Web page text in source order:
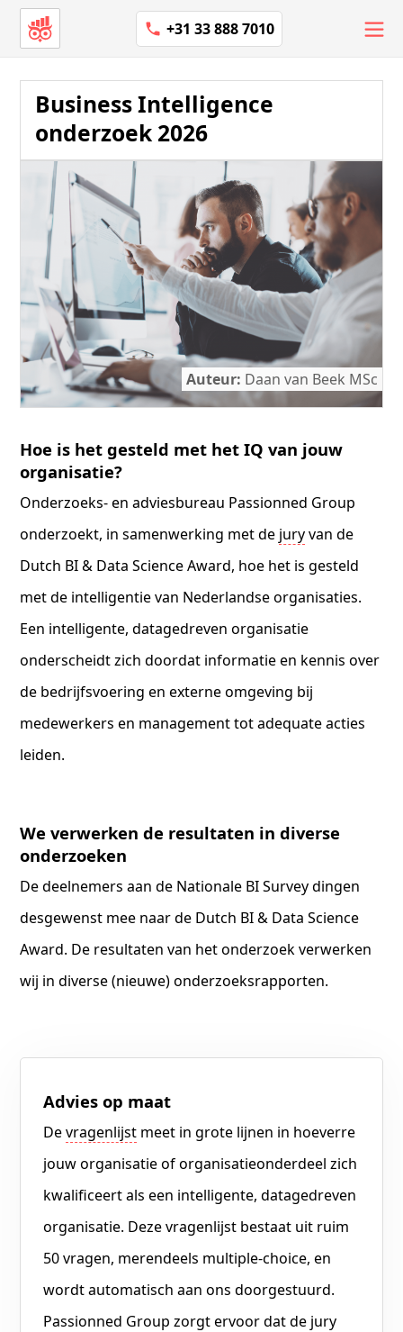
+31 33 888 7010
Business Intelligence
onderzoek 2026
Auteur: Daan van Beek MSc
Hoe is het gesteld met het IQ van jouw
organisatie?
Onderzoeks- en adviesbureau Passionned Group
onderzoekt, in samenwerking met de juryvan de
Dutch BI & Data Science Award, hoe het is gesteld
met de intelligentie van Nederlandse organisaties.
Een intelligente, datagedreven organisatie
onderscheidt zich doordat informatie en kennis over
de bedrijfsvoering en externe omgeving bij
medewerkers en management tot adequate acties
leiden.
We verwerken de resultaten in diverse
onderzoeken
De deelnemers aan de Nationale BI Survey dingen
desgewenst mee naar de Dutch BI & Data Science
Award. De resultaten van het onderzoek verwerken
wij in diverse (nieuwe) onderzoeksrapporten.
Advies op maat
Devragenlijst meet in grote lijnen in hoeverre
jouw organisatie of organisatieonderdeel zich
kwalificeert als een intelligente, datagedreven
organisatie. Deze vragenlijst bestaat uit ruim
50 vragen, merendeels multiple-choice, en
wordt automatisch aan ons doorgestuurd.
Passionned Group zorgt ervoor dat de jury